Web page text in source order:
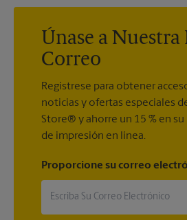
Únase a Nuestra
Correo
Regístrese para obtener
noticias y ofertas especiales
Store® y ahorre un 15 % en
de impresión en línea.
Proporcione su correo